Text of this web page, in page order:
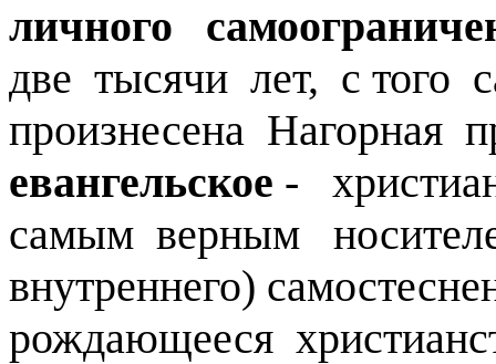
личного
две тысячи лет, с того
произнесена Нагорная
евангельское -
самым верным
внутреннего)
рождающееся